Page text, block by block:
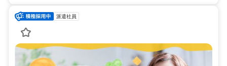
派遣社員